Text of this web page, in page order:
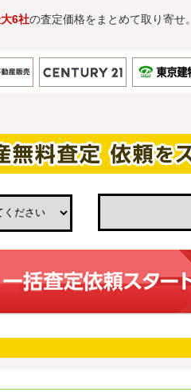
6社の査定価格をまとめて取り寄せ。